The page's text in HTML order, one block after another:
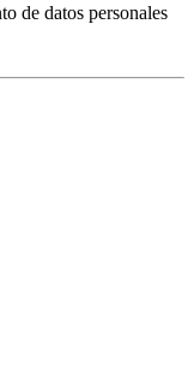
de datos personales